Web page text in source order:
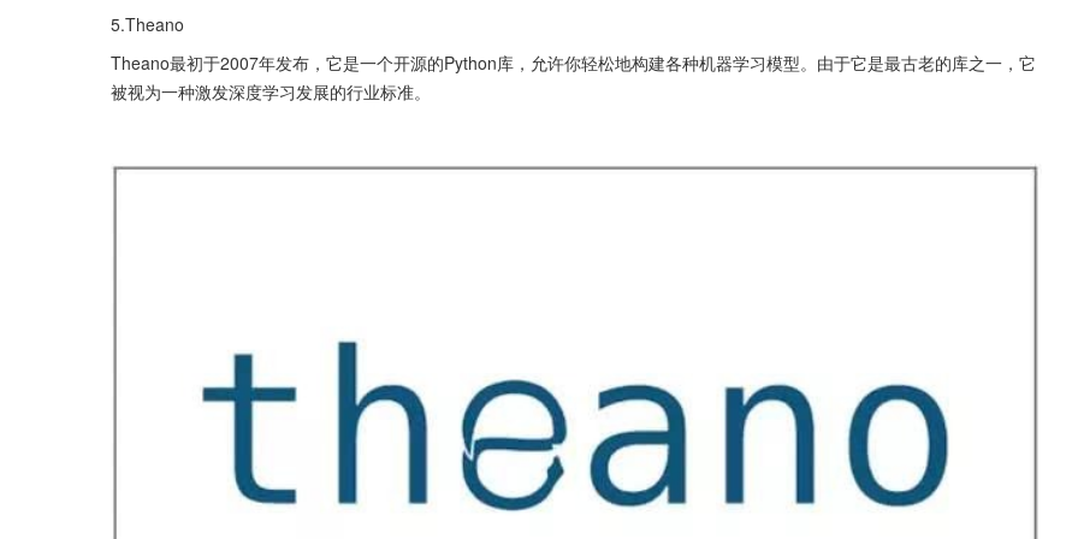
5.Theano
Theano最初于2007年发布，它是一个开源的Python库，允许你轻松地构建各种机器学习模型。由于它是最古老的库之一，它
被视为一种激发深度学习发展的行业标准。